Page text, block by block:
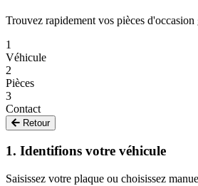
Trouvez rapidement vos pièces d'occasion
1
Véhicule
2
Pièces
3
Contact
Retour
1. Identifions votre véhicule
Saisissez votre plaque ou choisissez